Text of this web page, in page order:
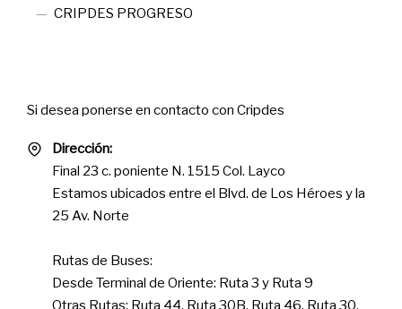
CRIPDES PROGRESO
Si desea ponerse en contacto con Cripdes
Dirección:
Final 23 c. poniente N. 1515 Col. Layco
Estamos ubicados entre el Blvd. de Los Héroes y la
25 Av. Norte
Rutas de Buses:
Desde Terminal de Oriente: Ruta 3 y Ruta 9
Otras Rutas: Ruta 44, Ruta 30B, Ruta 46, Ruta 30,